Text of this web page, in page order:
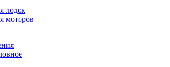
лодок
моторов